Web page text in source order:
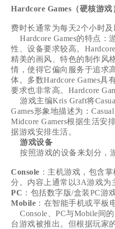
Hardcore Games（硬核游戏
费时长通常为每天2个小时及
Hardcore Games的特点：
性、设备要求较高。
精美的画风、特色的制作风
情，使得它偏向服务于追求
体。多数Hardcore Games具
要求也非常高。Hardcore
游戏主编Kris Graft将
Games形象地描述为：
Midcore Gamers根据生活安
据游戏安排生活。
游戏设备
按照游戏的设备来划分，
Console ：主机游戏，包含
分。内容上通常以3A游戏为
PC ：包括数字版/盒装PC游
Mobile ：在智能手机或平板
Console、PC与Mobile间
台游戏被推出。但根据玩家